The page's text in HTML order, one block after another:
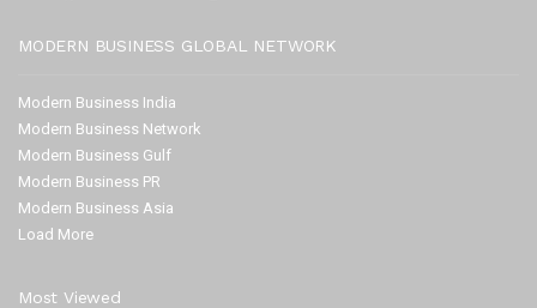
MODERN BUSINESS GLOBAL NETWORK
Modern Business India
Modern Business Network
Modern Business Gulf
Modern Business PR
Modern Business Asia
Load More
Most Viewed